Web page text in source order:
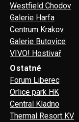
Westfield Chodov
Galerie Harfa
Centrum Krakov
Galerie Butovice
VIVO! Hostivař
Ostatné
Forum Liberec
Orlice park HK
Central Kladno
Thermal Resort KV